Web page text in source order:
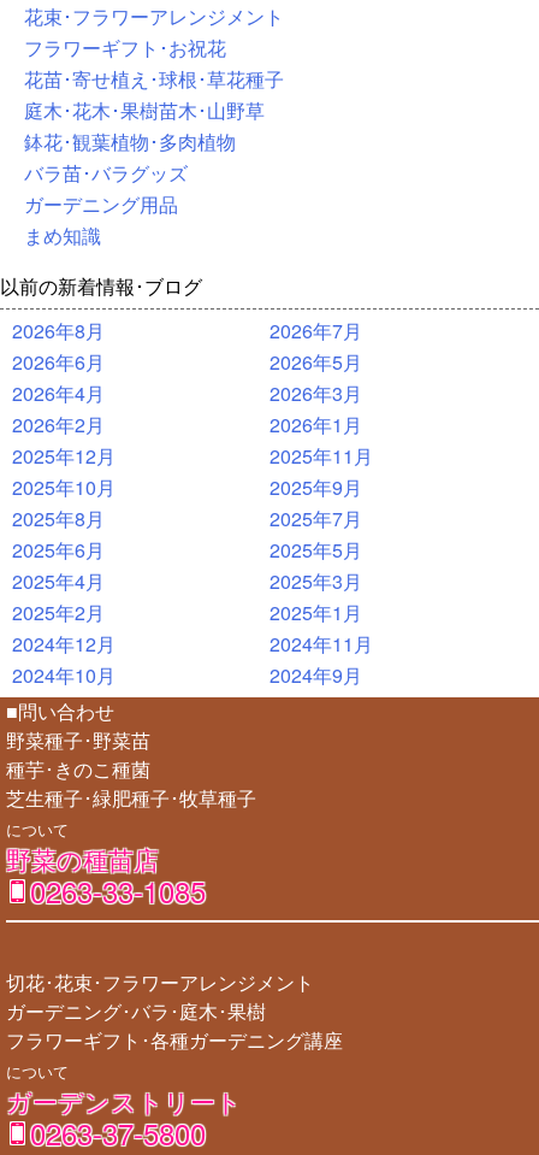
花束･フラワーアレンジメント
フラワーギフト･お祝花
花苗･寄せ植え･球根･草花種子
庭木･花木･果樹苗木･山野草
鉢花･観葉植物･多肉植物
バラ苗･バラグッズ
ガーデニング用品
まめ知識
以前の新着情報･ブログ
2026年8月
2026年7月
2026年6月
2026年5月
2026年4月
2026年3月
2026年2月
2026年1月
2025年12月
2025年11月
2025年10月
2025年9月
2025年8月
2025年7月
2025年6月
2025年5月
2025年4月
2025年3月
2025年2月
2025年1月
2024年12月
2024年11月
2024年10月
2024年9月
■問い合わせ
野菜種子･野菜苗
種芋･きのこ種菌
芝生種子･緑肥種子･牧草種子
について
野菜の種苗店
0263-33-1085
切花･花束･フラワーアレンジメント
ガーデニング･バラ･庭木･果樹
フラワーギフト･各種ガーデニング講座
について
ガーデンストリート
0263-37-5800